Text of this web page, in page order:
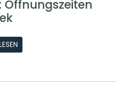
Öffnungszeiten